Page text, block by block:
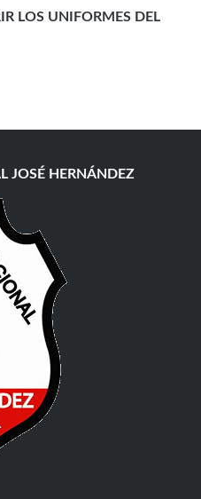
LOS UNIFORMES DEL
JOSÉ HERNÁNDEZ